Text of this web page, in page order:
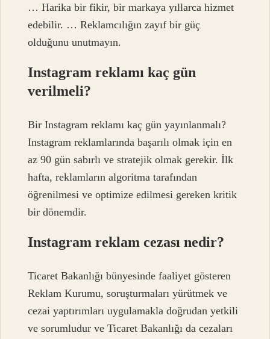
… Harika bir fikir, bir markaya yıllarca hizmet
edebilir. … Reklamcılığın zayıf bir güç
olduğunu unutmayın.
Instagram reklamı kaç gün
verilmeli?
Bir Instagram reklamı kaç gün yayınlanmalı?
Instagram reklamlarında başarılı olmak için en
az 90 gün sabırlı ve stratejik olmak gerekir. İlk
hafta, reklamların algoritma tarafından
öğrenilmesi ve optimize edilmesi gereken kritik
bir dönemdir.
Instagram reklam cezası nedir?
Ticaret Bakanlığı bünyesinde faaliyet gösteren
Reklam Kurumu, soruşturmaları yürütmek ve
cezai yaptırımları uygulamakla doğrudan yetkili
ve sorumludur ve Ticaret Bakanlığı da cezaları